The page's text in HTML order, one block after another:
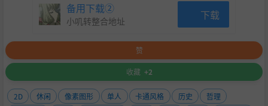
备用下载②
小叽转整合地址 下载
赞
收藏 +2
2D 休闲 像素图形 单人 卡通风格 历史
哲理